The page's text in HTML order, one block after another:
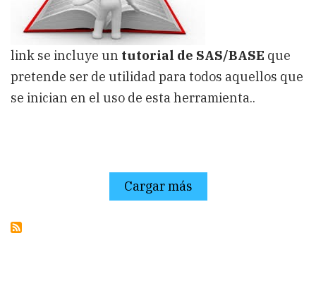
link se incluye un tutorial de SAS/BASE que
pretende ser de utilidad para todos aquellos que
se inician en el uso de esta herramienta..
Cargar más